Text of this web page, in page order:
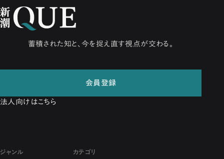
蓄積された知と、今を捉え直す視点が交わる。
会員登録
法人向けはこちら
ジャンル カテゴリ